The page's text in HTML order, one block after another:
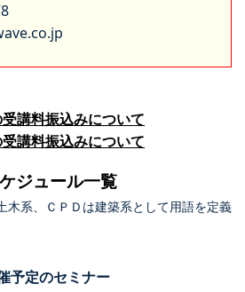
講料振込みについて
講料振込みについて
ジュール一覧
系、ＣＰＤは建築系として用語を定義
予定のセミナー